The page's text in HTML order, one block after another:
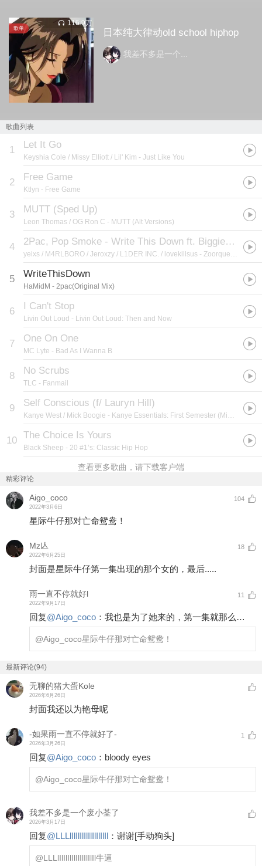
歌单
116.9万
日本纯大律动old school hiphop
我差不多是一个...
歌曲列表
1 Let It Go
Keyshia Cole / Missy Elliott / Lil' Kim - Just Like You
2 Free Game
Ktlyn - Free Game
3 MUTT (Sped Up)
Leon Thomas / OG Ron C - MUTT (Alt Versions)
4 2Pac, Pop Smoke - Write This Down ft. Biggie, DMX, Eazy E, Ice Cube, Dr Dre, NWA, Nipsey, Snoop Dogg
yeixs / M4RLBORO / Jeroxzy / L1DER INC. / lovekillsus - Zoorquestra - Volume 1
5 WriteThisDown
HaMidM - 2pac(Original Mix)
6 I Can't Stop
Livin Out Loud - Livin Out Loud: Then and Now
7 One On One
MC Lyte - Bad As I Wanna B
8 No Scrubs
TLC - Fanmail
9 Self Conscious (f/ Lauryn Hill)
Kanye West / Mick Boogie - Kanye Essentials: First Semester (Mixtape)
10 The Choice Is Yours
Black Sheep - 20 #1’s: Classic Hip Hop
查看更多歌曲，请下载客户端
精彩评论
Aigo_coco
2022年3月6日
104
星际牛仔那对亡命鸳鸯！
Mz亾
2022年6月25日
18
封面是星际牛仔第一集出现的那个女的，最后.....
雨一直不停就好l
2022年9月17日
11
回复@Aigo_coco ： 我也是为了她来的，第一集就那么…
@Aigo_coco星际牛仔那对亡命鸳鸯！
最新评论(94)
无聊的猪大蛋Kole
2026年6月26日
封面我还以为艳母呢
-如果雨一直不停就好了-
2026年3月26日
1
回复@Aigo_coco ： bloody eyes
@Aigo_coco星际牛仔那对亡命鸳鸯！
我差不多是一个废小荃了
2026年3月17日
回复@LLLlIlIlIlIlIlIlIlIlIl ： 谢谢[手动狗头]
@LLLlIlIlIlIlIlIlIlIlIl牛逼